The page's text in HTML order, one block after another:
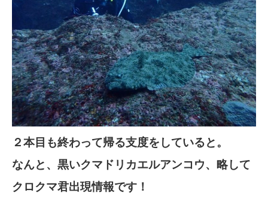
２本目も終わって帰る支度をしていると。
なんと、黒いクマドリカエルアンコウ、略して
クロクマ君出現情報です！